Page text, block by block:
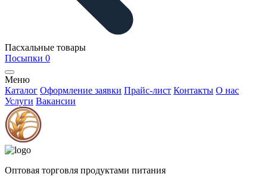
Пасхальные товары
Посыпки 0
Меню
Каталог Оформление заявки Прайс-лист Контакты О нас
Услуги Вакансии
Оптовая торговля продуктами питания